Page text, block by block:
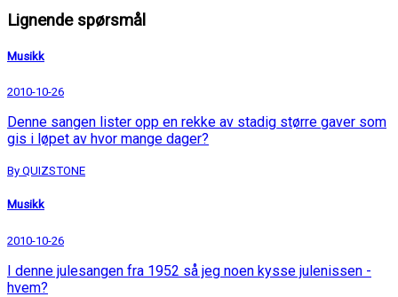
Lignende spørsmål
Musikk
2010-10-26
Denne sangen lister opp en rekke av stadig større gaver som
gis i løpet av hvor mange dager?
By QUIZSTONE
Musikk
2010-10-26
I denne julesangen fra 1952 så jeg noen kysse julenissen -
hvem?